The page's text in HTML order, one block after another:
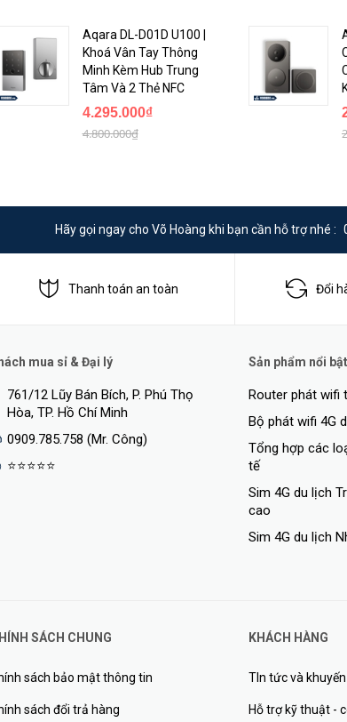
là lựa chọn lý tưởng cho những người muốn nâng cao sự
Nhà Thông Minh
động trong nhà một cách chi tiết và rõ ràng.
Aqara DL-D01D U100 |
Khoá Vân Tay Thông
Minh Kèm Hub Trung
Tâm Và 2 Thẻ NFC
4.295.000₫
4.800.000₫
Hãy gọi ngay cho Võ Hoàng khi bạn cần hỗ trợ nhé :
Thanh toán an toàn Đổi
mua sỉ & Đại lý
761/12 Lũy Bán Bích, P. Phú Thọ
Hòa, TP. Hồ Chí Minh
0909.785.758 (Mr. Công)
⭐⭐⭐⭐⭐
Sản phẩm nổi bật
Router phát wifi
Bộ phát wifi 4G
Tổng hợp các
tế
Sim 4G du lịch
cao
Sim 4G du lịch
SÁCH CHUNG
sách bảo mật thông tin
sách đổi trả hàng
KHÁCH HÀNG
TIn tức và
Hỗ trợ kỹ thuật -